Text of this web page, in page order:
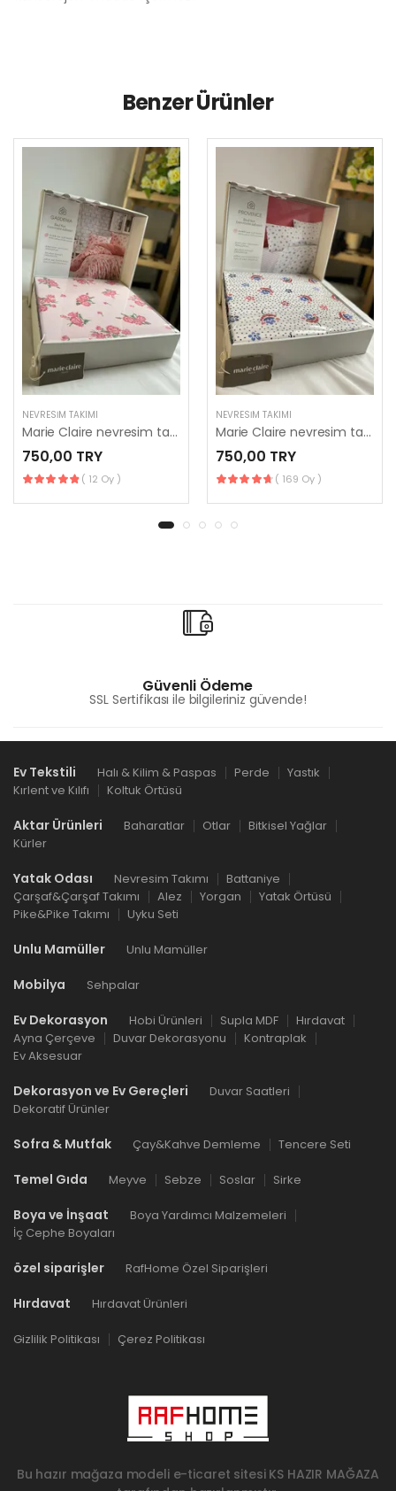
Benzer Ürünler
NEVRESIM TAKIMI
Marie Claire nevresim takımı
750,00 TRY
( 12 Oy )
NEVRESIM TAKIMI
Marie Claire nevresim takımı
750,00 TRY
( 169 Oy )
Güvenli Ödeme
SSL Sertifikası ile bilgileriniz güvende!
Ev Tekstili Halı & Kilim & Paspas Perde
Yastık
Kırlent ve Kılıfı
Koltuk Örtüsü
Aktar Ürünleri Baharatlar Otlar
Bitkisel Yağlar
Kürler
Yatak Odası Nevresim Takımı
Battaniye
Çarşaf&Çarşaf Takımı
Alez Yorgan
Yatak Örtüsü
Pike&Pike Takımı
Uyku Seti
Unlu Mamüller Unlu Mamüller
Mobilya Sehpalar
Ev Dekorasyon Hobi Ürünleri Supla MDF
Hırdavat
Ayna Çerçeve
Duvar Dekorasyonu
Kontraplak
Ev Aksesuar
Dekorasyon ve Ev Gereçleri
Duvar Saatleri
Dekoratif Ürünler
Sofra & Mutfak Çay&Kahve Demleme Tencere Seti
Temel Gıda Meyve Sebze Soslar Sirke
Boya ve İnşaat
Boya Yardımcı Malzemeleri
İç Cephe Boyaları
özel siparişler RafHome Özel Siparişleri
Hırdavat Hırdavat Ürünleri
Gizlilik Politikası Çerez Politikası
Bu hazır mağaza modeli e-ticaret sitesi KS HAZIR MAĞAZA